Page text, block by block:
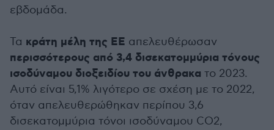
εβδομάδα.
Τα κράτη μέλη της ΕΕ απελευθέρωσαν
περισσότερους από 3,4 δισεκατομμύρια τόνους
ισοδύναμου διοξειδίου του άνθρακα το 2023.
Αυτό είναι 5,1% λιγότερο σε σχέση με το 2022,
όταν απελευθερώθηκαν περίπου 3,6
δισεκατομμύρια τόνοι ισοδύναμου CO2,